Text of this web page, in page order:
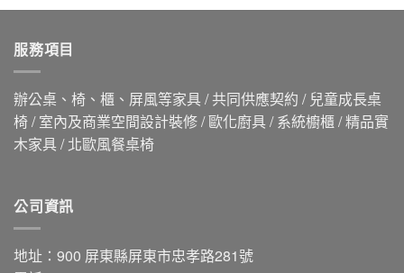
服務項目
辦公桌、椅、櫃、屏風等家具 / 共同供應契約 / 兒童成長桌
椅 / 室內及商業空間設計裝修 / 歐化廚具 / 系統櫥櫃 / 精品實
木家具 / 北歐風餐桌椅
公司資訊
地址：900 屏東縣屏東市忠孝路281號